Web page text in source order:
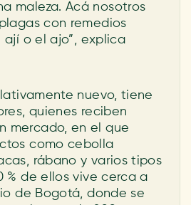
maleza. Acá nosotros
con remedios
ají o el ajo”, explica
nuevo, tiene
quienes reciben
mercado, en el que
como cebolla
rábano y varios tipos
% de ellos vive cerca a
de Bogotá, donde se